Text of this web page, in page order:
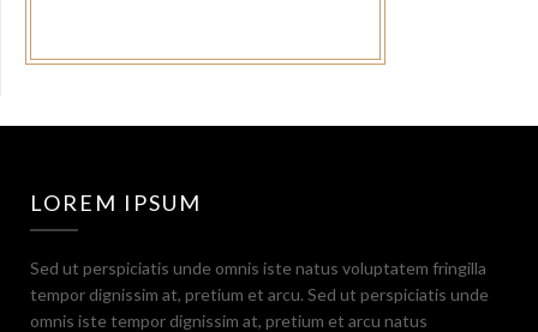
LOREM IPSUM
Sed ut perspiciatis unde omnis iste natus voluptatem fringilla
tempor dignissim at, pretium et arcu. Sed ut perspiciatis unde
omnis iste tempor dignissim at, pretium et arcu natus